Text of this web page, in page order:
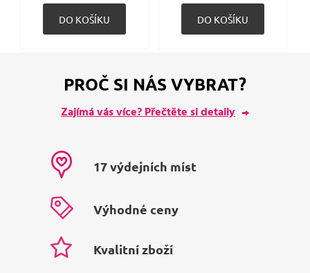
PROČ SI NÁS VYBRAT?
Zajímá vás více? Přečtěte si detaily
17 výdejních míst
Výhodné ceny
Kvalitní zboží